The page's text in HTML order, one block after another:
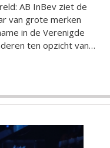
AB InBev ziet de
van grote merken
in de Verenigde
ten opzicht van